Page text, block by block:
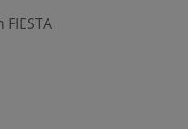
FIESTA